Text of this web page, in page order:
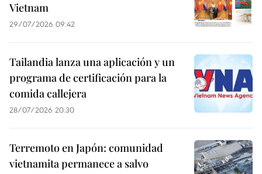
Vietnam
29/07/2026 09:42
Tailandia lanza una aplicación y un
programa de certificación para la
comida callejera
28/07/2026 20:30
Terremoto en Japón: comunidad
vietnamita permanece a salvo